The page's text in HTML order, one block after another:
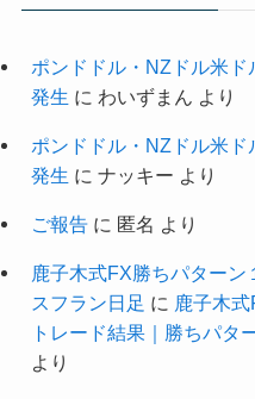
ポンドドル・NZドル米
発生 に わいずまん より
ポンドドル・NZドル米
発生 に ナッキー より
ご報告に 匿名 より
鹿子木式FX勝ちパター
スフラン日足 に 鹿子木
トレード結果｜勝ちパタ
より